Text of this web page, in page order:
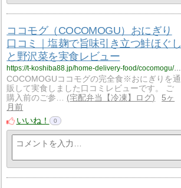
ココモグ（COCOMOGU）おにぎり
口コミ｜塩麹で旨味引き立つ鮭ほぐし
と野沢菜を実食レビュー
https://t-koshiba88.jp/home-delivery-food/cocomogu/cocomogu-salmon-nozawana/
COCOMOGUココモグの完全食※おにぎりを通
販して実食しました口コミレビューです。 ご
購入前のご参…
宅配弁当【冷凍】ログ
5ヶ
月前
いいね！
0